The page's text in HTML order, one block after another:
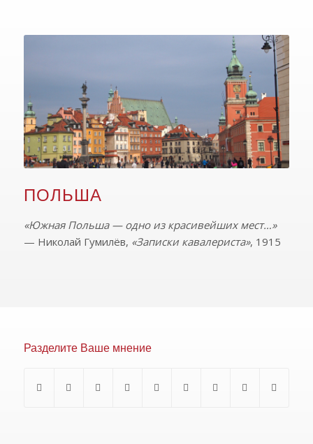
ПОЛЬША
«Южная Польша — одно из красивейших мест…»
— Николай Гумилёв, «Записки кавалериста», 1915
Разделите Ваше мнение